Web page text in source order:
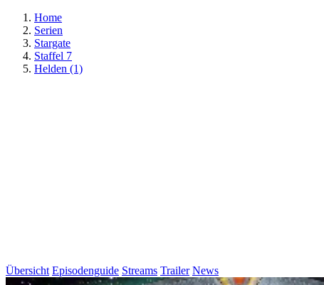
Home
Serien
Stargate
Staffel 7
Helden (1)
Übersicht Episodenguide Streams Trailer News